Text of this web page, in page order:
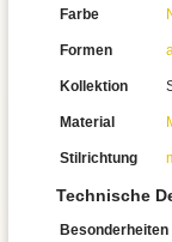
Farbe
Formen
Kollektion
Material
Stilrichtung
Technische
Besonderheiten